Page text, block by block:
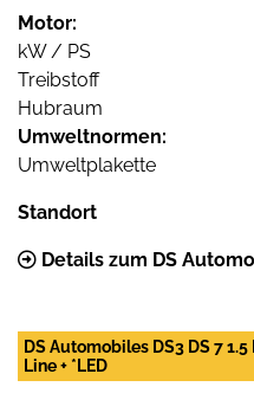
Motor:
kW / PS
Treibstoff
Hubraum
Umweltnormen:
Umweltplakette
Standort
Details zum DS
DS Automobiles DS3 DS 7
Line + *LED